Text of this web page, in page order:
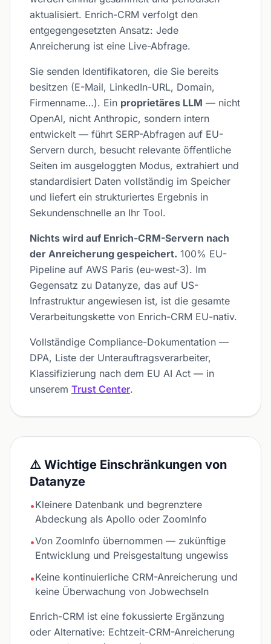
aktualisiert. Enrich-CRM verfolgt den
entgegengesetzten Ansatz: Jede
Anreicherung ist eine Live-Abfrage.
Sie senden Identifikatoren, die Sie bereits
besitzen (E-Mail, LinkedIn-URL, Domain,
Firmenname…). Ein proprietäres LLM — nicht
OpenAI, nicht Anthropic, sondern intern
entwickelt — führt SERP-Abfragen auf EU-
Servern durch, besucht relevante öffentliche
Seiten im ausgeloggten Modus, extrahiert und
standardisiert Daten vollständig im Speicher
und liefert ein strukturiertes Ergebnis in
Sekundenschnelle an Ihr Tool.
Nichts wird auf Enrich-CRM-Servern nach
der Anreicherung gespeichert. 100% EU-
Pipeline auf AWS Paris (eu-west-3). Im
Gegensatz zu Datanyze, das auf US-
Infrastruktur angewiesen ist, ist die gesamte
Verarbeitungskette von Enrich-CRM EU-nativ.
Vollständige Compliance-Dokumentation —
DPA, Liste der Unterauftragsverarbeiter,
Klassifizierung nach dem EU AI Act — in
unserem Trust Center.
⚠️ Wichtige Einschränkungen von
Datanyze
•Kleinere Datenbank und begrenztere
Abdeckung als Apollo oder ZoomInfo
•Von ZoomInfo übernommen — zukünftige
Entwicklung und Preisgestaltung ungewiss
•Keine kontinuierliche CRM-Anreicherung und
keine Überwachung von Jobwechseln
Enrich-CRM ist eine fokussierte Ergänzung
oder Alternative: Echtzeit-CRM-Anreicherung